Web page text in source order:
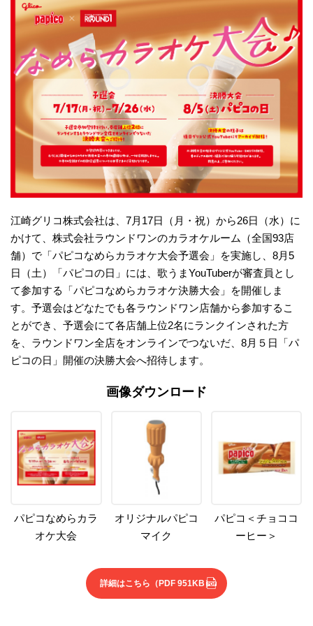
江崎グリコ株式会社は、7月17日（月・祝）から26日（水）に
かけて、株式会社ラウンドワンのカラオケルーム（全国93店
舗）で「パピコなめらカラオケ大会予選会」を実施し、8月5
日（土）「パピコの日」には、歌うまYouTuberが審査員とし
て参加する「パピコなめらカラオケ決勝大会」を開催しま
す。予選会はどなたでも各ラウンドワン店舗から参加するこ
とができ、予選会にて各店舗上位2名にランクインされた方
を、ラウンドワン全店をオンラインでつないだ、8月５日「パ
ピコの日」開催の決勝大会へ招待します。
画像ダウンロード
パピコなめらカラ
オケ大会
オリジナルパピコ
マイク
パピコ＜チョココ
ーヒー＞
詳細はこちら （PDF 951KB）